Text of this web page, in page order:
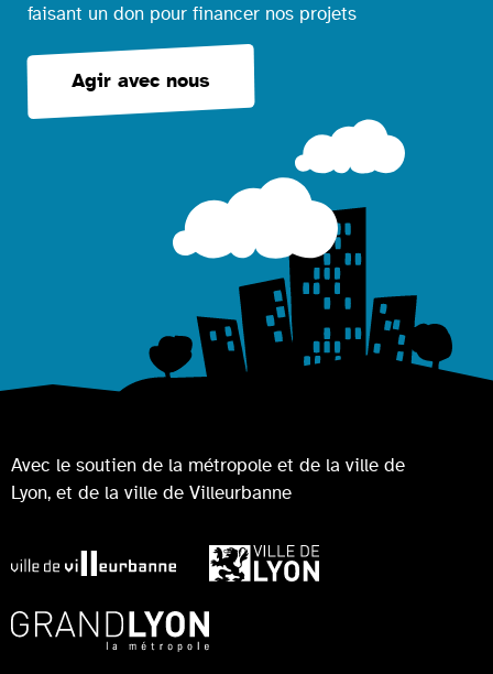
faisant un don pour financer nos projets
Agir avec nous
Avec le soutien de la métropole et de la ville de
Lyon, et de la ville de Villeurbanne